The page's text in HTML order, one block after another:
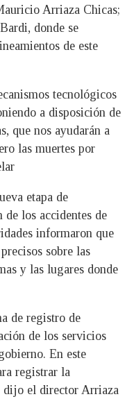
Arriaza Chicas;
donde se
de este
tecnológicos
a disposición de
que nos ayudarán a
las muertes por
etapa de
los accidentes de
informaron que
sobre las
y las lugares donde
de registro de
de los servicios
En este
registrar la
dijo el director Arriaza